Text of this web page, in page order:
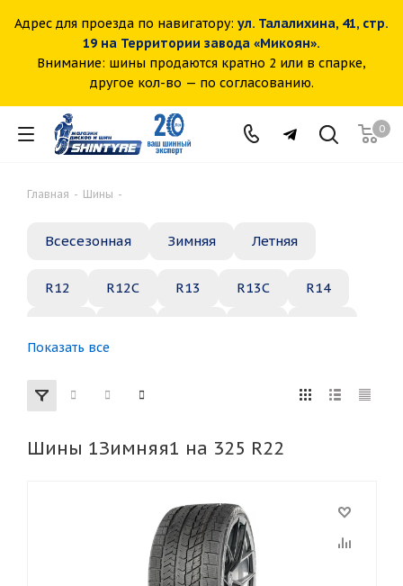
Адрес для проезда по навигатору: ул. Талалихина, 41, стр.
19 на Территории завода «Микоян».
Внимание: шины продаются кратно 2 или в спарке,
другое кол-во — по согласованию.
0
Главная - Шины -
Всесезонная Зимняя Летняя
R12 R12C R13 R13C R14
R22
155 165 185 195
285 295
Показать все
Шины 1Зимняя1 на 325 R22